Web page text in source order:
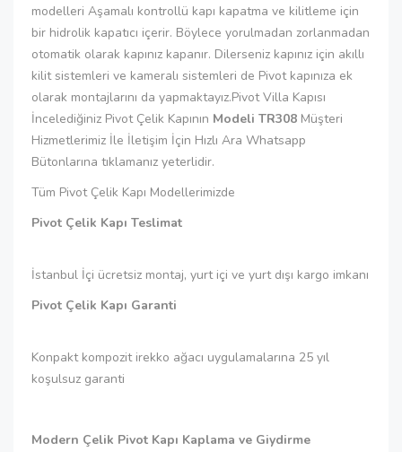
modelleri Aşamalı kontrollü kapı kapatma ve kilitleme için
bir hidrolik kapatıcı içerir. Böylece yorulmadan zorlanmadan
otomatik olarak kapınız kapanır. Dilerseniz kapınız için akıllı
kilit sistemleri ve kameralı sistemleri de Pivot kapınıza ek
olarak montajlarını da yapmaktayız.Pivot Villa Kapısı
İncelediğiniz Pivot Çelik Kapının Modeli TR308 Müşteri
Hizmetlerimiz İle İletişim İçin Hızlı Ara Whatsapp
Bütonlarına tıklamanız yeterlidir.
Tüm Pivot Çelik Kapı Modellerimizde
Pivot Çelik Kapı Teslimat
İstanbul İçi ücretsiz montaj, yurt içi ve yurt dışı kargo imkanı
Pivot Çelik Kapı Garanti
Konpakt kompozit irekko ağacı uygulamalarına 25 yıl
koşulsuz garanti
Modern Çelik Pivot Kapı Kaplama ve Giydirme